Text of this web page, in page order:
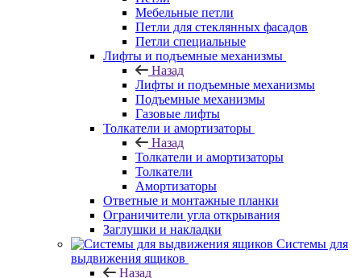
Мебельные петли
Петли для стеклянных фасадов
Петли специальные
Лифты и подъемные механизмы
Назад
Лифты и подъемные механизмы
Подъемные механизмы
Газовые лифты
Толкатели и амортизаторы
Назад
Толкатели и амортизаторы
Толкатели
Амортизаторы
Ответные и монтажные планки
Ограничители угла открывания
Заглушки и накладки
Системы для
выдвижения ящиков
Назад